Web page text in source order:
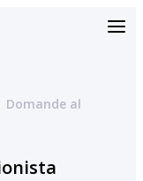
Domande al